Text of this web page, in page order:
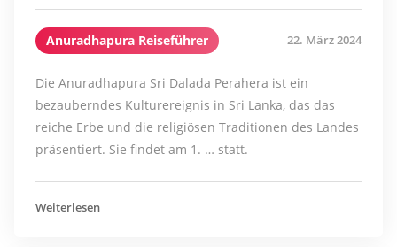
Anuradhapura Reiseführer 22. März 2024
Die Anuradhapura Sri Dalada Perahera ist ein
bezauberndes Kulturereignis in Sri Lanka, das das
reiche Erbe und die religiösen Traditionen des Landes
präsentiert. Sie findet am 1. … statt.
Weiterlesen